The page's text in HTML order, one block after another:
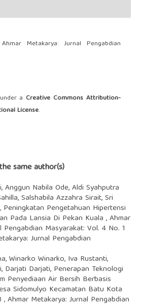
Metakarya: Jurnal Pengabdian
a Creative Commons Attribution-
License.
same author(s)
Anggun Nabila Ode, Aldi Syahputra
Salshabila Azzahra Sirait, Sri
Peningkatan Pengetahuan Hipertensi
Pada Lansia Di Pekan Kuala ,Ahmar
Pengabdian Masyarakat: Vol. 4 No. 1
Jurnal Pengabdian
Winarko Winarko, Iva Rustanti,
Darjati Darjati, Penerapan Teknologi
Penyediaan Air Bersih Berbasis
Sidomulyo Kecamatan Batu Kota
,Ahmar Metakarya: Jurnal Pengabdian